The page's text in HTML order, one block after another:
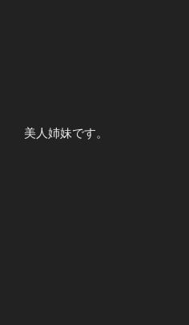
美人姉妹です。